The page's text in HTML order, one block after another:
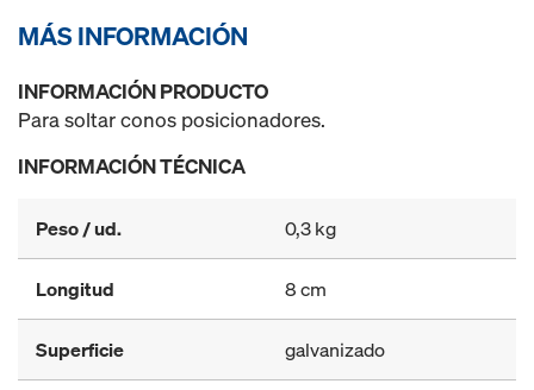
MÁS INFORMACIÓN
INFORMACIÓN PRODUCTO
Para soltar conos posicionadores.
INFORMACIÓN TÉCNICA
Peso / ud. 0,3 kg
Longitud 8 cm
Superficie galvanizado